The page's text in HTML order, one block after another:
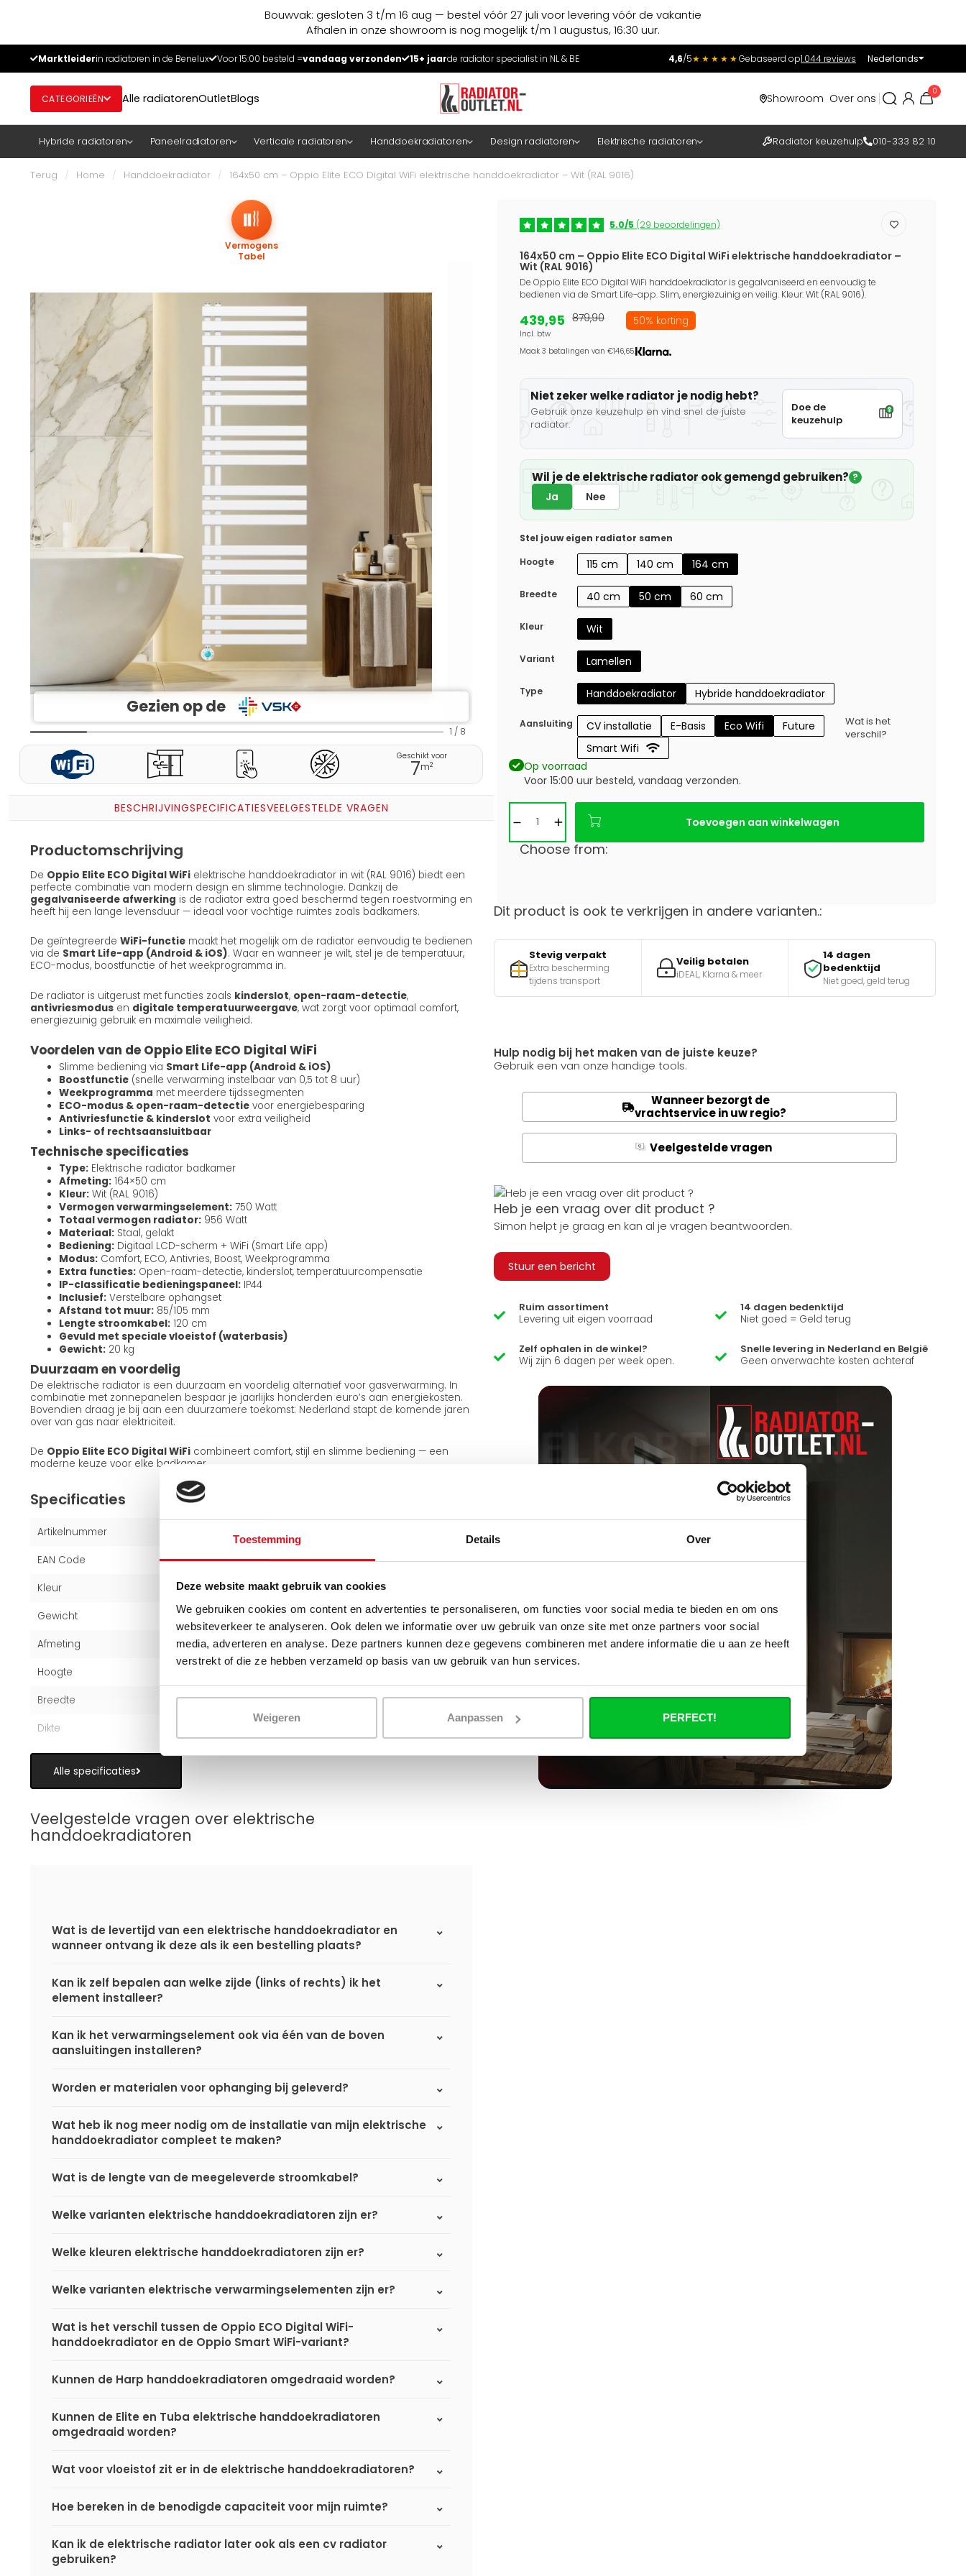
Toestemming Details Over
Deze website maakt gebruik van cookies
We gebruiken cookies om content en advertenties te personaliseren, om functies voor social media te bieden en om ons
websiteverkeer te analyseren. Ook delen we informatie over uw gebruik van onze site met onze partners voor social
media, adverteren en analyse. Deze partners kunnen deze gegevens combineren met andere informatie die u aan ze heeft
verstrekt of die ze hebben verzameld op basis van uw gebruik van hun services.
Weigeren Aanpassen PERFECT!
Bouwvak: gesloten 3 t/m 16 aug — bestel vóór 27 juli voor levering vóór de vakantie
Afhalen in onze showroom is nog mogelijk t/m 1 augustus, 16:30 uur.
Marktleiderin radiatoren in de Benelux Voor 15:00 besteld =vandaag verzonden 15+ jaarde radiator specialist in NL & BE 4,6/5★★★★★Gebaseerd op1.044 reviews Nederlands
CATEGORIEËN Alle radiatorenOutletBlogs Showroom Over ons
0
Hybride radiatoren Paneelradiatoren Verticale radiatoren Handdoekradiatoren Design radiatoren Elektrische radiatoren Radiator keuzehulp 010-333 82 10
Terug / Home / Handdoekradiator / 164x50 cm – Oppio Elite ECO Digital WiFi elektrische handdoekradiator – Wit (RAL 9016)
Gezien op de
Vermogens
Tabel
1 / 8
Geschikt voor
7m2
BESCHRIJVINGSPECIFICATIESVEELGESTELDE VRAGEN
Productomschrijving
De Oppio Elite ECO Digital WiFi elektrische handdoekradiator in wit (RAL 9016) biedt een
perfecte combinatie van modern design en slimme technologie. Dankzij de
gegalvaniseerde afwerking is de radiator extra goed beschermd tegen roestvorming en
heeft hij een lange levensduur — ideaal voor vochtige ruimtes zoals badkamers.
De geïntegreerde WiFi-functie maakt het mogelijk om de radiator eenvoudig te bedienen
via de Smart Life-app (Android & iOS). Waar en wanneer je wilt, stel je de temperatuur,
ECO-modus, boostfunctie of het weekprogramma in.
De radiator is uitgerust met functies zoals kinderslot, open-raam-detectie,
antivriesmodus en digitale temperatuurweergave, wat zorgt voor optimaal comfort,
energiezuinig gebruik en maximale veiligheid.
Voordelen van de Oppio Elite ECO Digital WiFi
Slimme bediening via Smart Life-app (Android & iOS)
Boostfunctie (snelle verwarming instelbaar van 0,5 tot 8 uur)
Weekprogramma met meerdere tijdssegmenten
ECO-modus & open-raam-detectie voor energiebesparing
Antivriesfunctie & kinderslot voor extra veiligheid
Links- of rechtsaansluitbaar
Technische specificaties
Type: Elektrische radiator badkamer
Afmeting: 164×50 cm
Kleur: Wit (RAL 9016)
Vermogen verwarmingselement: 750 Watt
Totaal vermogen radiator: 956 Watt
Materiaal: Staal, gelakt
Bediening: Digitaal LCD-scherm + WiFi (Smart Life app)
Modus: Comfort, ECO, Antivries, Boost, Weekprogramma
Extra functies: Open-raam-detectie, kinderslot, temperatuurcompensatie
IP-classificatie bedieningspaneel: IP44
Inclusief: Verstelbare ophangset
Afstand tot muur: 85/105 mm
Lengte stroomkabel: 120 cm
Gevuld met speciale vloeistof (waterbasis)
Gewicht: 20 kg
Duurzaam en voordelig
De elektrische radiator is een duurzaam en voordelig alternatief voor gasverwarming. In
combinatie met zonnepanelen bespaar je jaarlijks honderden euro’s aan energiekosten.
Bovendien draag je bij aan een duurzamere toekomst: Nederland stapt de komende jaren
over van gas naar elektriciteit.
De Oppio Elite ECO Digital WiFi combineert comfort, stijl en slimme bediening — een
moderne keuze voor elke badkamer.
Specificaties
Artikelnummer 120732
EAN Code 6094131736765
Kleur Wit (RAL 9016)
Gewicht 20 kg
Afmeting 164x50 cm
Hoogte
Breedte 50 cm
Dikte
Alle specificaties
Veelgestelde vragen over elektrische
handdoekradiatoren
Wat is de levertijd van een elektrische handdoekradiator en
wanneer ontvang ik deze als ik een bestelling plaats?
Kan ik zelf bepalen aan welke zijde (links of rechts) ik het
element installeer?
Kan ik het verwarmingselement ook via één van de boven
aansluitingen installeren?
Worden er materialen voor ophanging bij geleverd?
Wat heb ik nog meer nodig om de installatie van mijn elektrische
handdoekradiator compleet te maken?
Wat is de lengte van de meegeleverde stroomkabel?
Welke varianten elektrische handdoekradiatoren zijn er?
Welke kleuren elektrische handdoekradiatoren zijn er?
Welke varianten elektrische verwarmingselementen zijn er?
Wat is het verschil tussen de Oppio ECO Digital WiFi-
handdoekradiator en de Oppio Smart WiFi-variant?
Kunnen de Harp handdoekradiatoren omgedraaid worden?
Kunnen de Elite en Tuba elektrische handdoekradiatoren
omgedraaid worden?
Wat voor vloeistof zit er in de elektrische handdoekradiatoren?
Hoe bereken in de benodigde capaciteit voor mijn ruimte?
Kan ik de elektrische radiator later ook als een cv radiator
gebruiken?
5.0/5 (29 beoordelingen)
164x50 cm – Oppio Elite ECO Digital WiFi elektrische handdoekradiator –
Wit (RAL 9016)
De Oppio Elite ECO Digital WiFi handdoekradiator is gegalvaniseerd en eenvoudig te
bedienen via de Smart Life-app. Slim, energiezuinig en veilig. Kleur: Wit (RAL 9016).
439,95
Incl. btw
879,90 50% korting
Maak 3 betalingen van €146,65.
Niet zeker welke radiator je nodig hebt?
Gebruik onze keuzehulp en vind snel de juiste
radiator.
Doe de
keuzehulp
Wil je de elektrische radiator ook gemengd gebruiken? ?
Ja Nee
Stel jouw eigen radiator samen
Hoogte
115 cm 140 cm 164 cm
Breedte 40 cm 50 cm 60 cm
Kleur Wit
Variant Lamellen
Type Handdoekradiator Hybride handdoekradiator
Aansluiting CV installatie E-Basis Eco Wifi
Future
Smart Wifi
Wat is het
verschil?
Op voorraad
Voor 15:00 uur besteld, vandaag verzonden.
Toevoegen aan winkelwagen
Choose from:
Dit product is ook te verkrijgen in andere varianten.:
Stevig verpakt
Extra bescherming
tijdens transport
Veilig betalen
iDEAL, Klarna & meer
14 dagen
bedenktijd
Niet goed, geld terug
Hulp nodig bij het maken van de juiste keuze?
Gebruik een van onze handige tools.
Wanneer bezorgt de
vrachtservice in uw regio?
Q Veelgestelde vragen
Heb je een vraag over dit product ?
Simon helpt je graag en kan al je vragen beantwoorden.
Stuur een bericht
Ruim assortiment
Levering uit eigen voorraad
14 dagen bedenktijd
Niet goed = Geld terug
Zelf ophalen in de winkel?
Wij zijn 6 dagen per week open.
Snelle levering in Nederland en België
Geen onverwachte kosten achteraf